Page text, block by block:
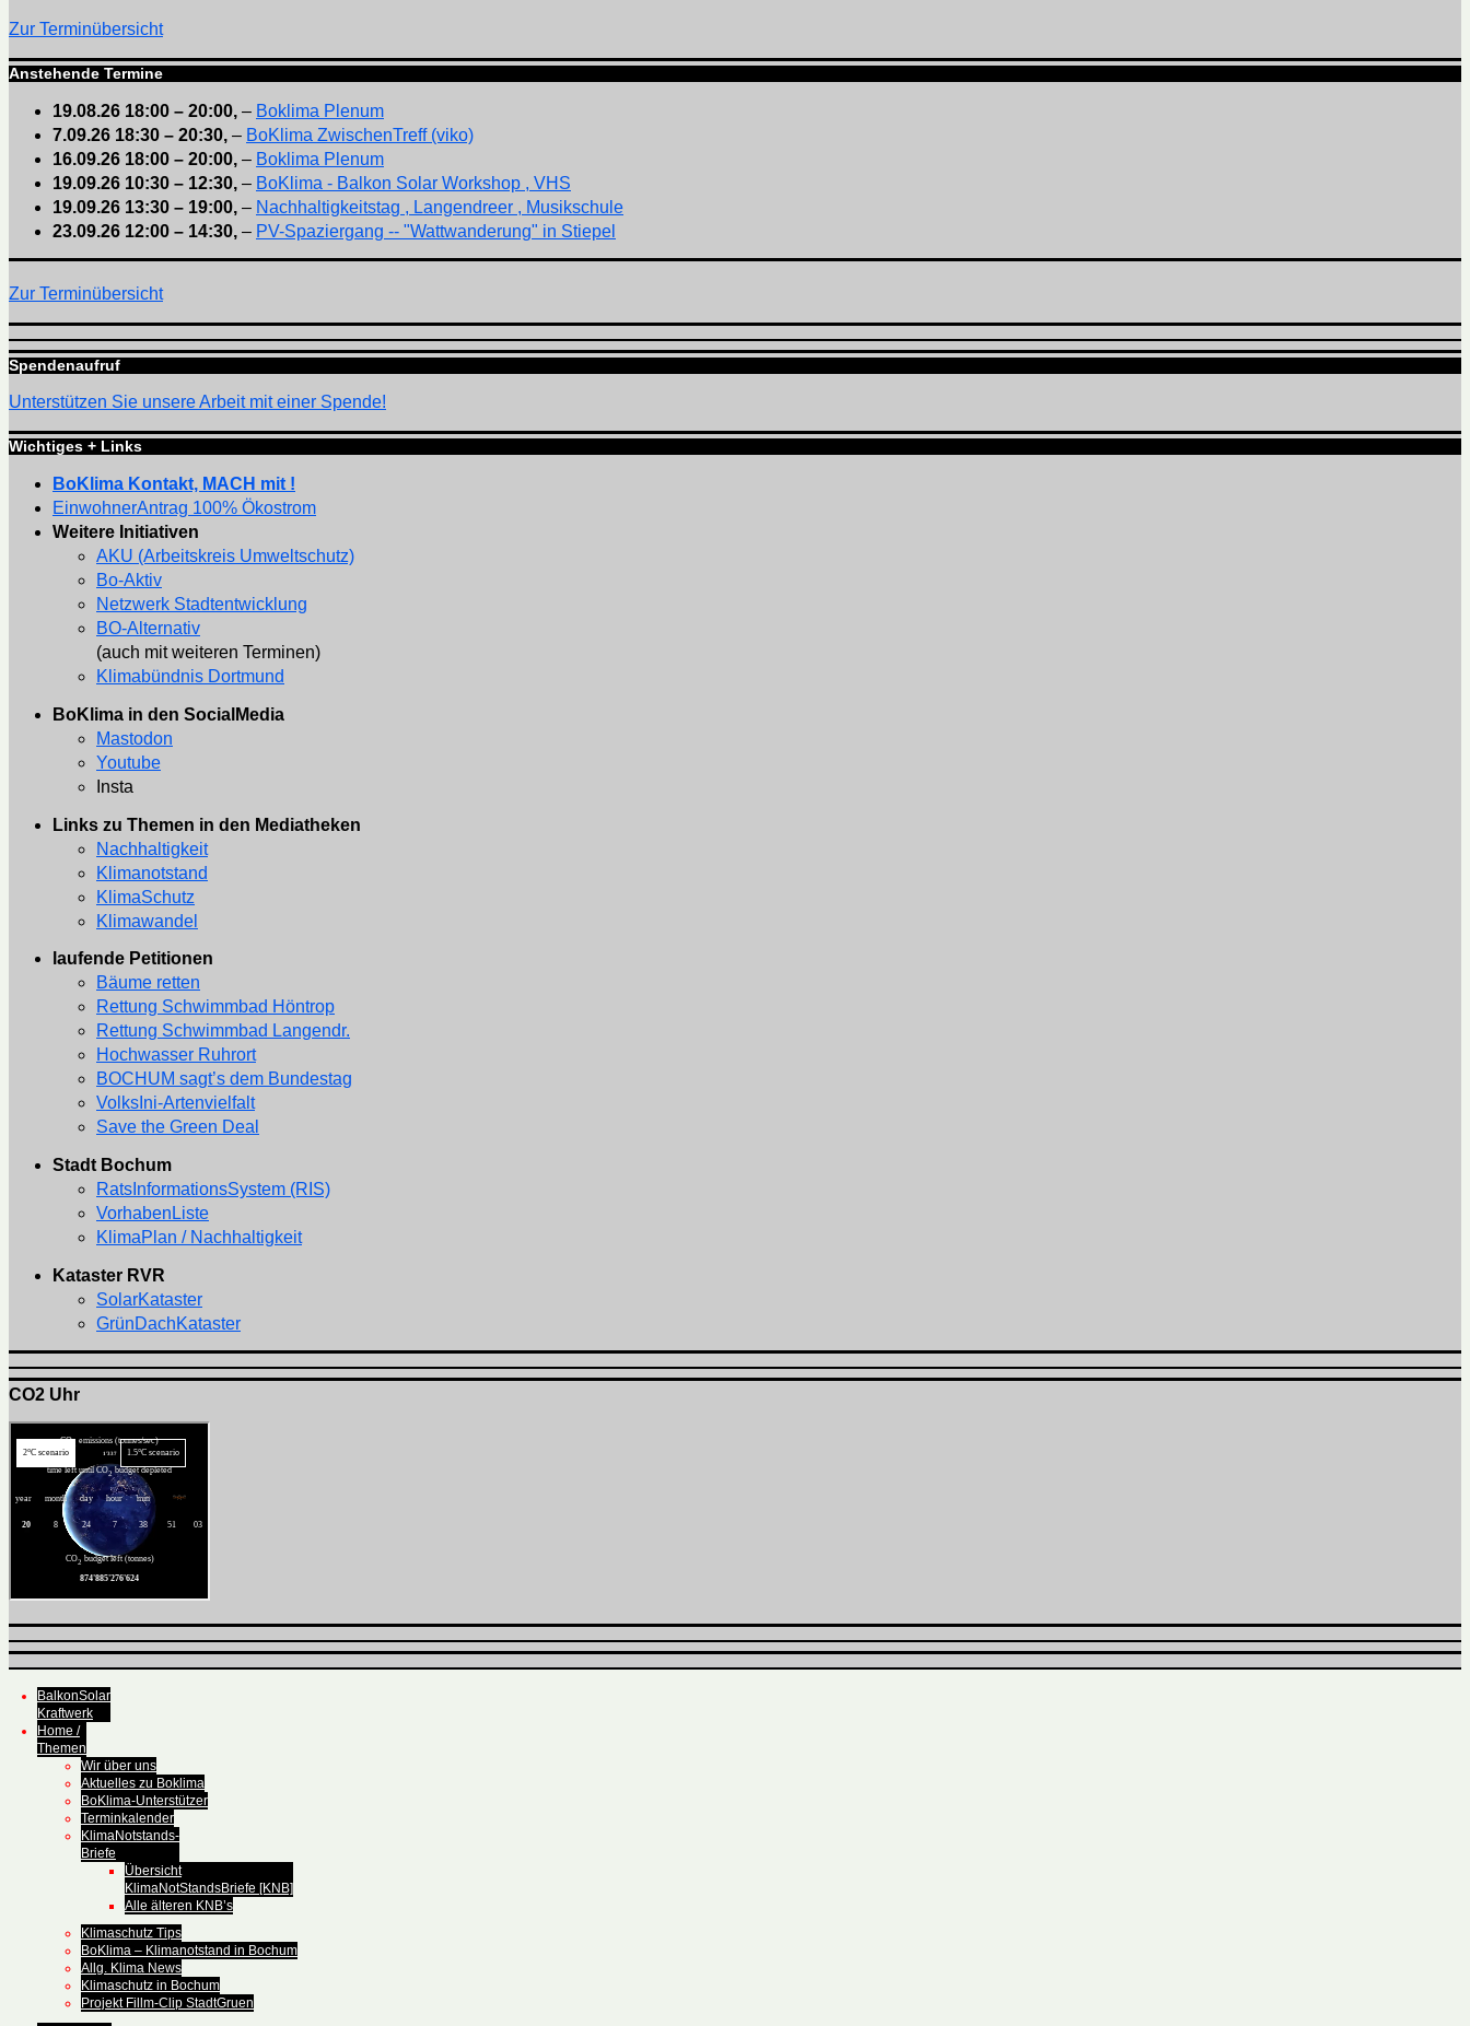
Zur Terminübersicht
Anstehende Termine
19.08.26 18:00 – 20:00, – Boklima Plenum
7.09.26 18:30 – 20:30, – BoKlima ZwischenTreff (viko)
16.09.26 18:00 – 20:00, – Boklima Plenum
19.09.26 10:30 – 12:30, – BoKlima - Balkon Solar Workshop , VHS
19.09.26 13:30 – 19:00, – Nachhaltigkeitstag , Langendreer , Musikschule
23.09.26 12:00 – 14:30, – PV-Spaziergang -- "Wattwanderung" in Stiepel
Zur Terminübersicht
Spendenaufruf
Unterstützen Sie unsere Arbeit mit einer Spende!
Wichtiges + Links
BoKlima Kontakt, MACH mit !
EinwohnerAntrag 100% Ökostrom
Weitere Initiativen
AKU (Arbeitskreis Umweltschutz)
Bo-Aktiv
Netzwerk Stadtentwicklung
BO-Alternativ
(auch mit weiteren Terminen)
Klimabündnis Dortmund
BoKlima in den SocialMedia
Mastodon
Youtube
Insta
Links zu Themen in den Mediatheken
Nachhaltigkeit
Klimanotstand
KlimaSchutz
Klimawandel
laufende Petitionen
Bäume retten
Rettung Schwimmbad Höntrop
Rettung Schwimmbad Langendr.
Hochwasser Ruhrort
BOCHUM sagt’s dem Bundestag
VolksIni-Artenvielfalt
Save the Green Deal
Stadt Bochum
RatsInformationsSystem (RIS)
VorhabenListe
KlimaPlan / Nachhaltigkeit
Kataster RVR
SolarKataster
GrünDachKataster
CO2 Uhr
BalkonSolar
Kraftwerk
Home /
Themen
Wir über uns
Aktuelles zu Boklima
BoKlima-Unterstützer
Terminkalender
KlimaNotstands-
Briefe
Übersicht
KlimaNotStandsBriefe [KNB]
Alle älteren KNB’s
Klimaschutz Tips
BoKlima – Klimanotstand in Bochum
Allg. Klima News
Klimaschutz in Bochum
Projekt Fillm-Clip StadtGruen